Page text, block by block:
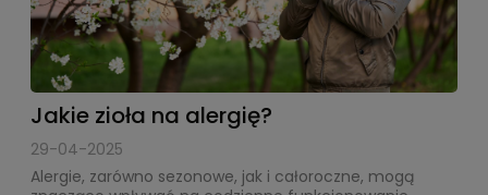
Jakie zioła na alergię?
29-04-2025
Alergie, zarówno sezonowe, jak i całoroczne, mogą